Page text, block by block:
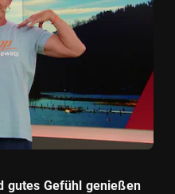
gutes Gefühl genießen